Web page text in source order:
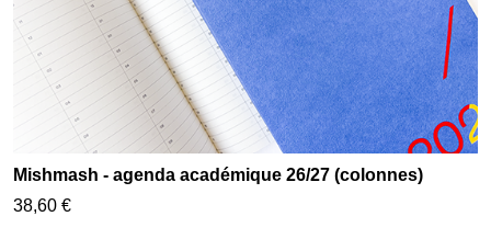
Mishmash - agenda académique 26/27 (colonnes)
38,60 €